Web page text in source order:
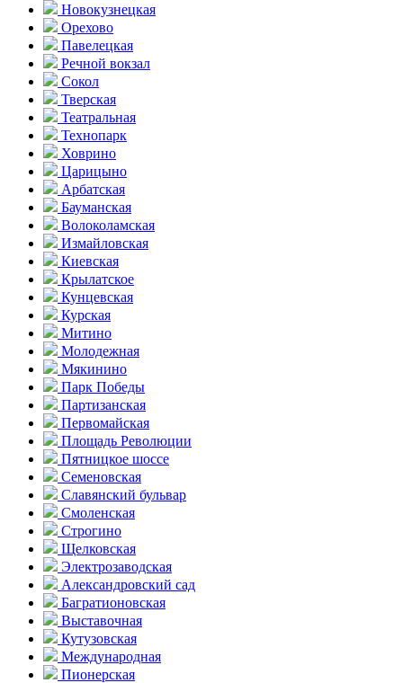
Новокузнецкая
Орехово
Павелецкая
Речной вокзал
Сокол
Тверская
Театральная
Технопарк
Ховрино
Царицыно
Арбатская
Бауманская
Волоколамская
Измайловская
Киевская
Крылатское
Кунцевская
Курская
Митино
Молодежная
Мякинино
Парк Победы
Партизанская
Первомайская
Площадь Революции
Пятницкое шоссе
Семеновская
Славянский бульвар
Смоленская
Строгино
Щелковская
Электро­заводская
Александ­ровский сад
Багратионовская
Выставочная
Кутузовская
Международная
Пионерская